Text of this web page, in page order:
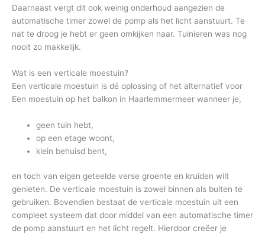
Daarnaast vergt dit ook weinig onderhoud aangezien de
automatische timer zowel de pomp als het licht aanstuurt. Te
nat te droog je hebt er geen omkijken naar. Tuinieren was nog
nooit zo makkelijk.
Wat is een verticale moestuin?
Een verticale moestuin is dé oplossing of het alternatief voor
Een moestuin op het balkon in Haarlemmermeer wanneer je,
geen tuin hebt,
op een etage woont,
klein behuisd bent,
en toch van eigen geteelde verse groente en kruiden wilt
genieten. De verticale moestuin is zowel binnen als buiten te
gebruiken. Bovendien bestaat de verticale moestuin uit een
compleet systeem dat door middel van een automatische timer
de pomp aanstuurt en het licht regelt. Hierdoor creëer je